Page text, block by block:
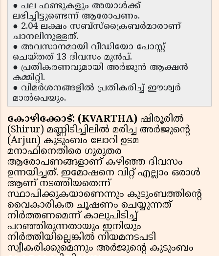
● പല ഫണ്ടുകളും അയാള്‍ക്ക്
ലഭിച്ചിട്ടുണ്ടെന്ന് ആരോപണം.
● 2.04 ലക്ഷം സബ്‌സ്‌ക്രൈബര്‍മാരാണ്
ചാനലിനുള്ളത്.
● അവസാനമായി വീഡിയോ പോസ്റ്റ്
ചെയ്തത് 13 ദിവസം മുന്‍പ്.
● പ്രതികരണവുമായി അര്‍ജുന്‍ ആക്ഷന്‍
കമ്മിറ്റി.
● വിമര്‍ശനങ്ങളില്‍ പ്രതികരിച്ച് ഈശ്വര്‍
മാല്‍പെയും.
കോഴിക്കോട്: (KVARTHA) ഷിരൂരില്‍
(Shirur) മണ്ണിടിച്ചിലില്‍ മരിച്ച അര്‍ജുന്റെ
(Arjun) കുടുംബം ലോറി ഉടമ
മനാഫിനെതിരെ ഗുരുതര
ആരോപണങ്ങളാണ് കഴിഞ്ഞ ദിവസം
ഉന്നയിച്ചത്. ഇമോഷനെ വിറ്റ് എല്ലാം ഒരാള്‍
ആണ് നടത്തിയതെന്ന്
സ്ഥാപിക്കുകയാണെന്നും കുടുംബത്തിന്റെ
വൈകാരികത ചൂഷണം ചെയ്യുന്നത്
നിര്‍ത്തണമെന്ന് കാലുപിടിച്ച്
പറഞ്ഞിരുന്നതായും ഇനിയും
നിര്‍ത്തിയില്ലെങ്കില്‍ നിയമനടപടി
സ്വീകരിക്കുമെന്നും അര്‍ജുന്റെ കുടുംബം